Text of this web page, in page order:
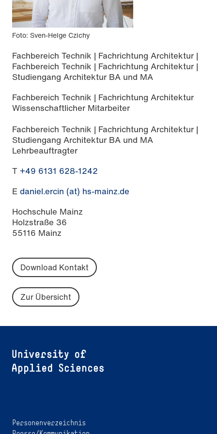
Foto: Sven-Helge Czichy
Fachbereich Technik | Fachrichtung Architektur |
Fachbereich Technik | Fachrichtung Architektur |
Studiengang Architektur BA und MA
Fachbereich Technik | Fachrichtung Architektur
Wissenschaftlicher Mitarbeiter
Fachbereich Technik | Fachrichtung Architektur |
Studiengang Architektur BA und MA
Lehrbeauftragter
T +49 6131 628-1242
E daniel.ercin (at) hs-mainz.de
Hochschule Mainz
Holzstraße 36
55116 Mainz
Download Kontakt
Zur Übersicht
Personenverzeichnis